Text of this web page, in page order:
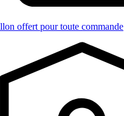
offert pour toute commande